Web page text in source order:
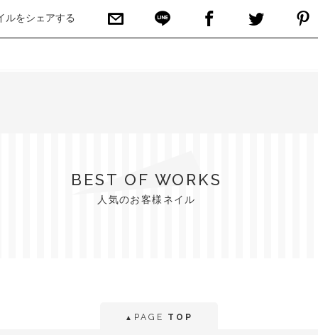
ルをシェアする
BEST OF WORKS
人気のお客様ネイル
▲ PAGE TOP